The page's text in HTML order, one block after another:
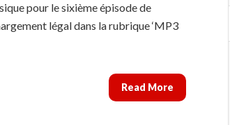
pour le sixième épisode de
légal dans la rubrique ‘MP3
Read More